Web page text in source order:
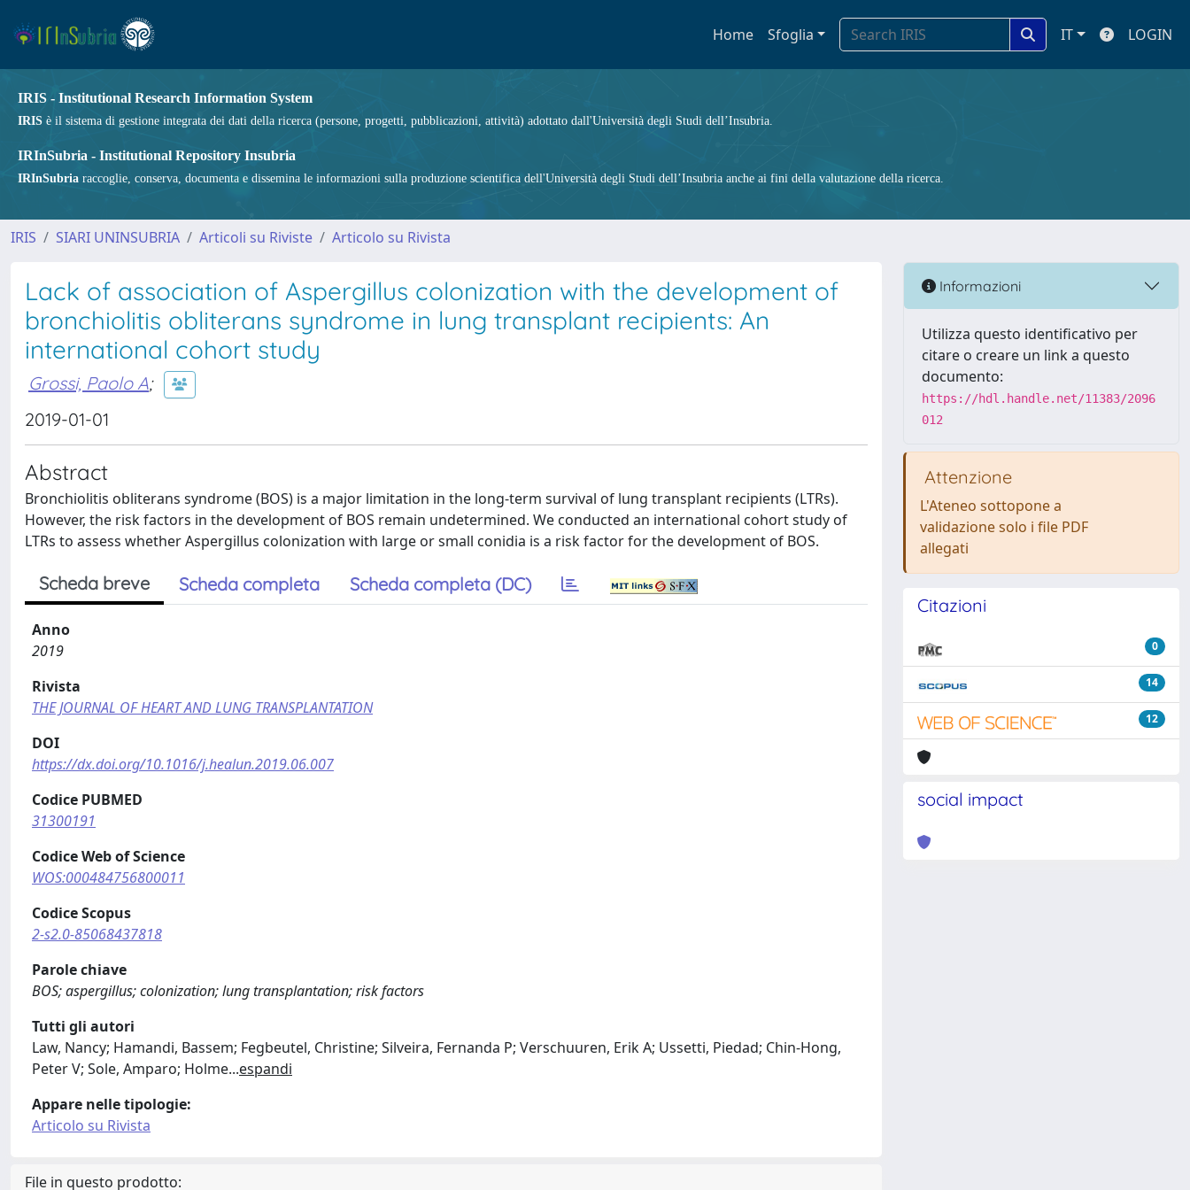
Home Sfoglia IT LOGIN
IRIS - Institutional Research Information System
IRIS è il sistema di gestione integrata dei dati della ricerca (persone, progetti, pubblicazioni, attività) adottato dall'Università degli Studi dell’Insubria.
IRInSubria - Institutional Repository Insubria
IRInSubria raccoglie, conserva, documenta e dissemina le informazioni sulla produzione scientifica dell'Università degli Studi dell’Insubria anche ai fini della valutazione della ricerca.
IRIS SIARI UNINSUBRIA Articoli su Riviste Articolo su Rivista
Lack of association of Aspergillus colonization with the development of
bronchiolitis obliterans syndrome in lung transplant recipients: An
international cohort study
Grossi, Paolo A;
2019-01-01
Abstract
Bronchiolitis obliterans syndrome (BOS) is a major limitation in the long-term survival of lung transplant recipients (LTRs).
However, the risk factors in the development of BOS remain undetermined. We conducted an international cohort study of
LTRs to assess whether Aspergillus colonization with large or small conidia is a risk factor for the development of BOS.
Scheda breve Scheda completa Scheda completa (DC)
Anno
2019
Rivista
THE JOURNAL OF HEART AND LUNG TRANSPLANTATION
DOI
https://dx.doi.org/10.1016/j.healun.2019.06.007
Codice PUBMED
31300191
Codice Web of Science
WOS:000484756800011
Codice Scopus
2-s2.0-85068437818
Parole chiave
BOS; aspergillus; colonization; lung transplantation; risk factors
Tutti gli autori
Law, Nancy; Hamandi, Bassem; Fegbeutel, Christine; Silveira, Fernanda P; Verschuuren, Erik A; Ussetti, Piedad; Chin-Hong,
Peter V; Sole, Amparo; Holme...espandi
Appare nelle tipologie:
Articolo su Rivista
File in questo prodotto:
Informazioni
Utilizza questo identificativo per
citare o creare un link a questo
documento:
https://hdl.handle.net/11383/2096
012
Attenzione
L'Ateneo sottopone a
validazione solo i file PDF
allegati
Citazioni
0
14
12
social impact